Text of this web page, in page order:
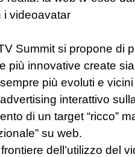
i videoavatar
Summit si propone di
più innovative create
più evoluti e
interattivo
di un target “ricco”
su web.
dell’utilizzo del